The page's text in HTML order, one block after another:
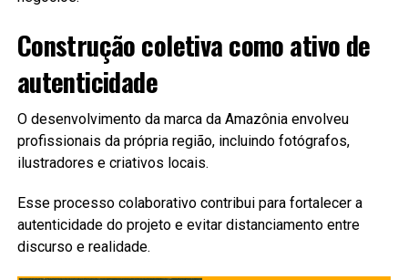
Construção coletiva como ativo de
autenticidade
O desenvolvimento da marca da Amazônia envolveu
profissionais da própria região, incluindo fotógrafos,
ilustradores e criativos locais.
Esse processo colaborativo contribui para fortalecer a
autenticidade do projeto e evitar distanciamento entre
discurso e realidade.